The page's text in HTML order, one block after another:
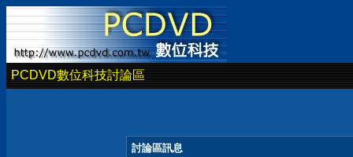
PCDVD數位科技討論區
討論區訊息